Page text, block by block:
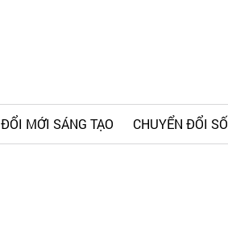
ĐỔI MỚI SÁNG TẠO CHUYỂN ĐỔI SỐ